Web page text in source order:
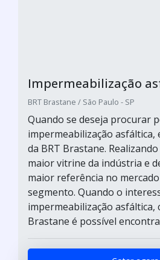
Impermeabilização
BRT Brastane / São Paulo - SP
Quando se deseja procurar
impermeabilização
da BRT Brastane.
maior vitrine da indústria e
maior referência no
segmento. Quando o
impermeabilização asfáltica,
Brastane é possível